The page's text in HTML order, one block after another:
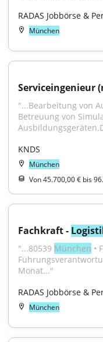
RADAS Jobbörse &
München
Serviceingenieur
"...Bearbeitung von
Betreuung von
KNDS
München
Von 45.700,00 € bis
Fachkraft -
"...80539 München •
Monat..."
RADAS Jobbörse &
München